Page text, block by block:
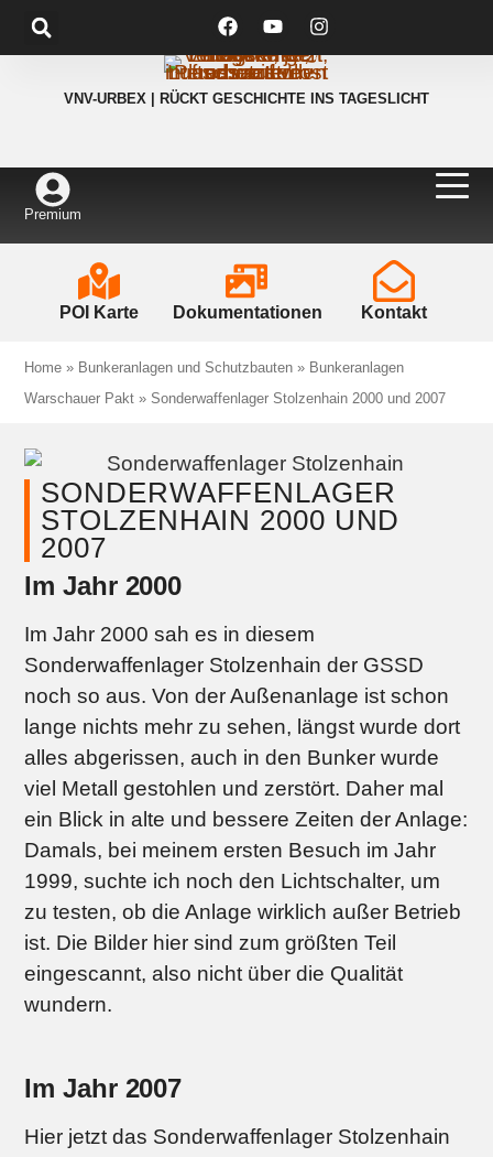
VNV-URBEX | RÜCKT GESCHICHTE INS TAGESLICHT
Premium
POI Karte Dokumentationen Kontakt
Home » Bunkeranlagen und Schutzbauten » Bunkeranlagen
Warschauer Pakt »Sonderwaffenlager Stolzenhain 2000 und 2007
SONDERWAFFENLAGER
STOLZENHAIN 2000 UND
2007
Im Jahr 2000
Im Jahr 2000 sah es in diesem
Sonderwaffenlager Stolzenhain der GSSD
noch so aus. Von der Außenanlage ist schon
lange nichts mehr zu sehen, längst wurde dort
alles abgerissen, auch in den Bunker wurde
viel Metall gestohlen und zerstört. Daher mal
ein Blick in alte und bessere Zeiten der Anlage:
Damals, bei meinem ersten Besuch im Jahr
1999, suchte ich noch den Lichtschalter, um
zu testen, ob die Anlage wirklich außer Betrieb
ist. Die Bilder hier sind zum größten Teil
eingescannt, also nicht über die Qualität
wundern.
Im Jahr 2007
Hier jetzt das Sonderwaffenlager Stolzenhain